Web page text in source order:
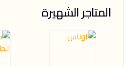
المتاجر الشهيرة